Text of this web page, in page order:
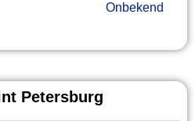
Onbekend
Petersburg